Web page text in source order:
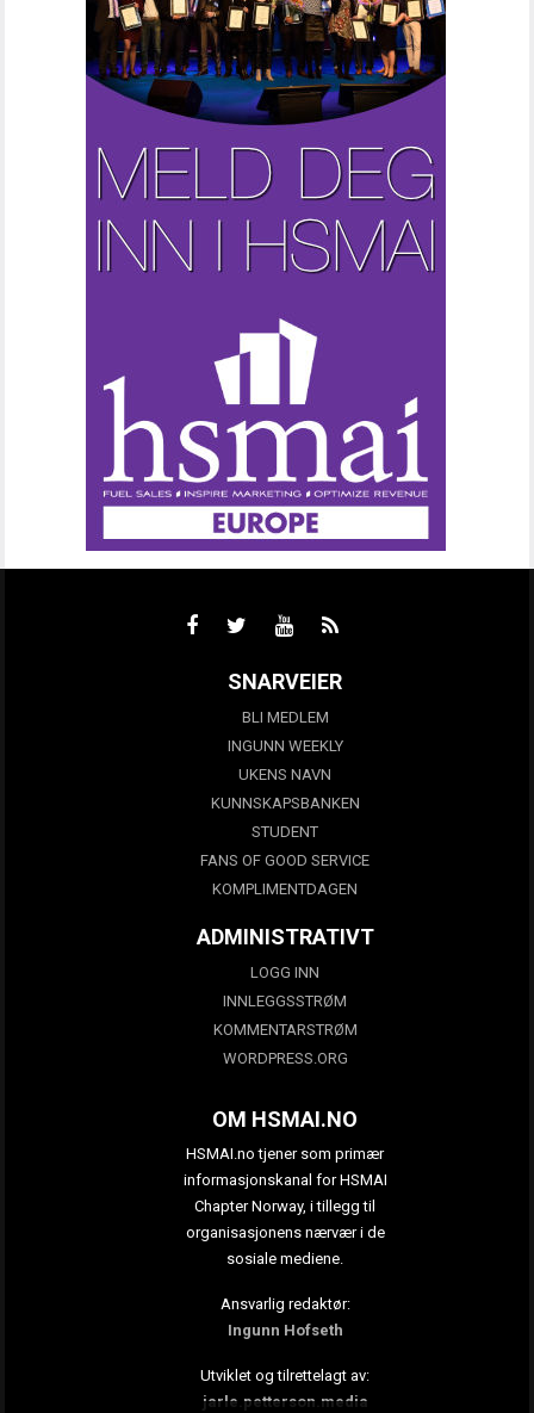
SNARVEIER
BLI MEDLEM
INGUNN WEEKLY
UKENS NAVN
KUNNSKAPSBANKEN
STUDENT
FANS OF GOOD SERVICE
KOMPLIMENTDAGEN
ADMINISTRATIVT
LOGG INN
INNLEGGSSTRØM
KOMMENTARSTRØM
WORDPRESS.ORG
OM HSMAI.NO
HSMAI.no tjener som primær
informasjonskanal for HSMAI
Chapter Norway, i tillegg til
organisasjonens nærvær i de
sosiale mediene.
Ansvarlig redaktør:
Ingunn Hofseth
Utviklet og tilrettelagt av:
jarle.petterson.media